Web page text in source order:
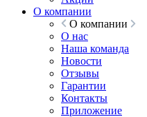
О компании
О компании
О нас
Наша команда
Новости
Отзывы
Гарантии
Контакты
Приложение